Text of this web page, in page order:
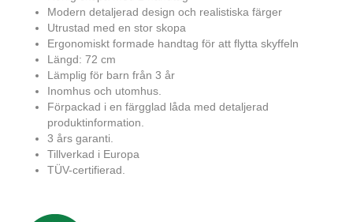
Modern detaljerad design och realistiska färger
Utrustad med en stor skopa
Ergonomiskt formade handtag för att flytta skyffeln
Längd: 72 cm
Lämplig för barn från 3 år
Inomhus och utomhus.
Förpackad i en färgglad låda med detaljerad
produktinformation.
3 års garanti.
Tillverkad i Europa
TÜV-certifierad.